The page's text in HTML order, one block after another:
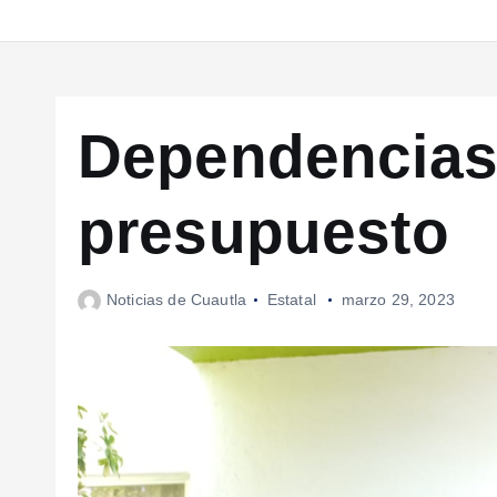
presupuesto
Noticias de Cuautla Estatal marzo 29, 2023